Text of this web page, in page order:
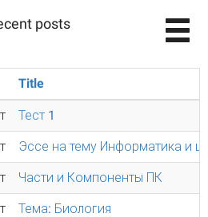
posts
Title
Тест 1
Эссе на тему Информатика и
Части и Компоненты ПК
Тема: Биология